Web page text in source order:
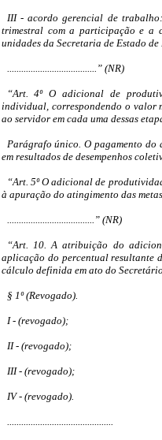
III - acordo gerencial de
trimestral com a participação e a
unidades da Secretaria de Estado
......................................” (NR)
“Art. 4º O adicional de
individual, correspondendo o valor
ao servidor em cada uma dessas
Parágrafo único. O pagamento do
em resultados de desempenhos
“Art. 5º O adicional de
à apuração do atingimento das
.....................................” (NR)
“Art. 10. A atribuição do
aplicação do percentual resultante
cálculo definida em ato do
§ 1º (Revogado).
I - (revogado);
II - (revogado);
III - (revogado);
IV - (revogado).
.............................................